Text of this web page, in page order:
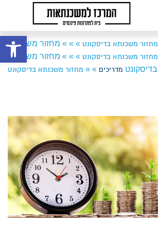
מחזור משכנתא בדיסקונט »
»
» מחזור משכנתא
מחזור משכנתא בדיסקונט »
»
» מחזור משכנתא
בדיסקונט מדריכים »
» מחזור משכנתא בדיסקונט